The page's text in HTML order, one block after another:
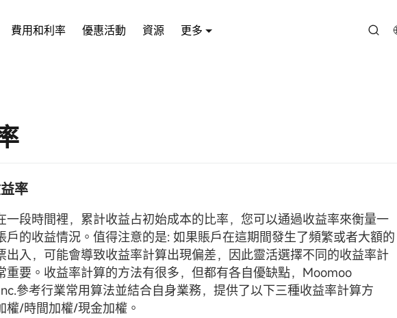
費用和利率 優惠活動 資源 更多
率
一段時間裡，累計收益占初始成本的比率，您可以通過收益率來衡量一
戶的收益情況。值得注意的是: 如果賬戶在這期間發生了頻繁或者大額的
出入，可能會導致收益率計算出現偏差，因此靈活選擇不同的收益率計
重要。收益率計算的方法有很多，但都有各自優缺點，Moomoo
參考行業常用算法並結合自身業務，提供了以下三種收益率計算方
權/時間加權/現金加權。